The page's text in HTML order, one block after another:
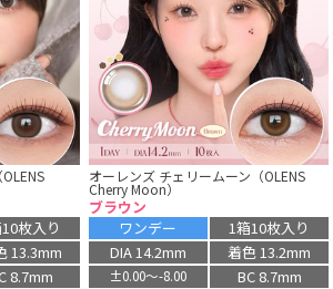
枚入り
13.3mm
8.7mm
オーレンズ チェリームーン（OLENS
Cherry Moon）
ブラウン
ワンデー
1箱10枚入り
DIA 14.2mm
着色 13.2mm
±0.00〜-8.00
BC 8.7mm